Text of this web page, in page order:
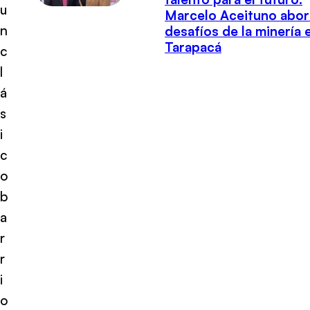
u
n
c
l
á
s
i
c
o
b
a
r
r
i
o
Marcelo Aceituno
desafíos de la minería
Tarapacá